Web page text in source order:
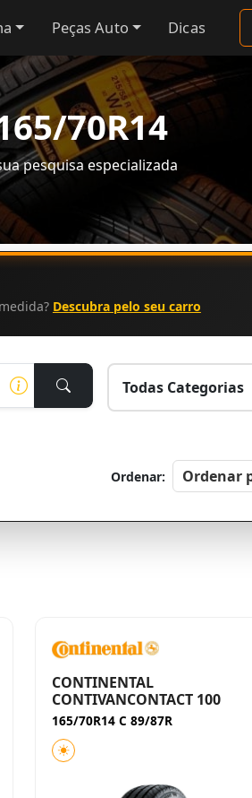
Peças Auto Dicas
70R14
pesquisa especializada
Descubra pelo seu carro
Ordenar:
CONTINENTAL
CONTIVANCONTACT 100
165/70R14 C 89/87R